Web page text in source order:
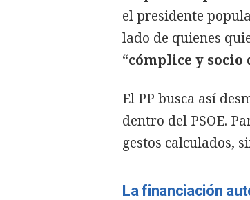
el presidente
lado de quienes
“cómplice y socio
El PP busca así
dentro del PSOE.
gestos calculados,
La financiación